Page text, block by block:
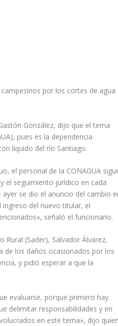
por los cortes de agua
González, dijo que el tema
pues es la dependencia
líquido del río Santiago.
el personal de la CONAGUA
el seguimiento jurídico en cada
se dio el anuncio del cambio
del nuevo titular, el
señaló el funcionario.
(Sader), Salvador Álvarez,
de los daños ocasionados por los
y pidió esperar a que la
evaluarse, porque primero hay
delimitar responsabilidades y en
en este tema», dijo